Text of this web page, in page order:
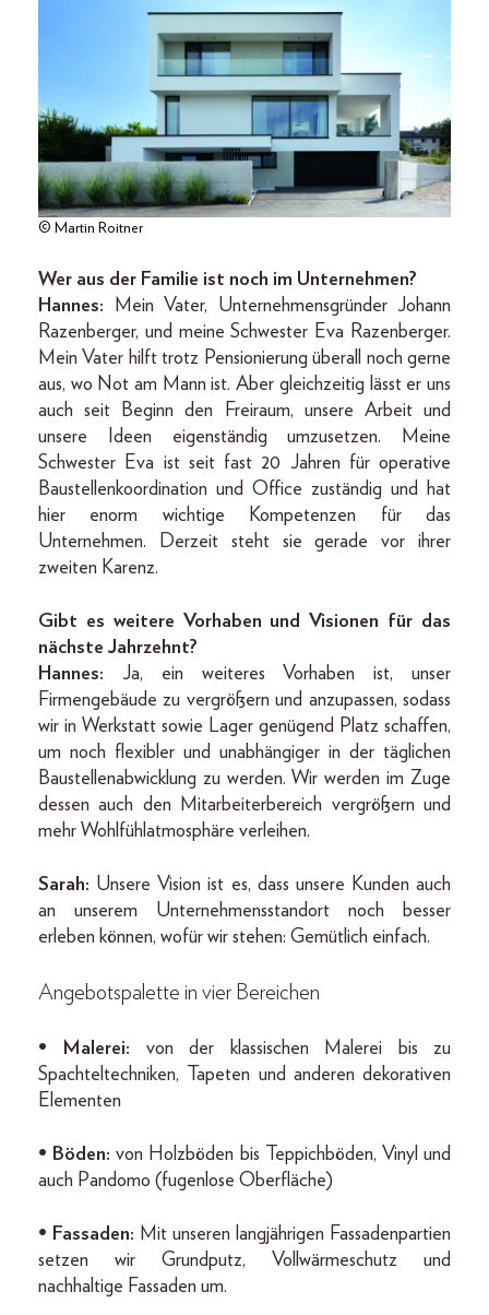
© Martin Roitner
Wer aus der Familie ist noch im Unternehmen?
Hannes:
Mein Vater, Unternehmensgründer Johann
Razenberger, und meine Schwester Eva Razenberger.
Mein Vater hilft trotz Pensionierung überall noch gerne
aus, wo Not am Mann ist. Aber gleichzeitig lässt er uns
auch seit Beginn den Freiraum, unsere Arbeit und
unsere Ideen eigenständig umzusetzen. Meine
Schwester Eva ist seit fast 20 Jahren für operative
Baustellenkoordination und Office zuständig und hat
hier enorm wichtige Kompetenzen für das
Unternehmen. Derzeit steht sie gerade vor ihrer
zweiten Karenz.
Gibt es weitere Vorhaben und Visionen für das
nächste Jahrzehnt?
Hannes: Ja, ein weiteres Vorhaben ist, unser
Firmengebäude zu vergrößern und anzupassen, sodass
wir in Werkstatt sowie Lager genügend Platz schaffen,
um noch flexibler und unabhängiger in der täglichen
Baustellenabwicklung zu werden. Wir werden im Zuge
dessen auch den Mitarbeiterbereich vergrößern und
mehr Wohlfühlatmosphäre verleihen.
Sarah: Unsere Vision ist es, dass unsere Kunden auch
an unserem Unternehmensstandort noch besser
erleben können, wofür wir stehen: Gemütlich einfach.
Angebotspalette in vier Bereichen
• Malerei: von der klassischen Malerei bis zu
Spachteltechniken, Tapeten und anderen dekorativen
Elementen
• Böden:von Holzböden bis Teppichböden, Vinyl und
auch Pandomo (fugenlose Oberfläche)
• Fassaden: Mit unseren langjährigen Fassadenpartien
setzen wir Grundputz, Vollwärmeschutz und
nachhaltige Fassaden um.